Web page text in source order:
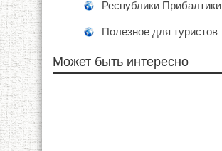
Республики Прибалтики
Полезное для туристов
Может быть интересно